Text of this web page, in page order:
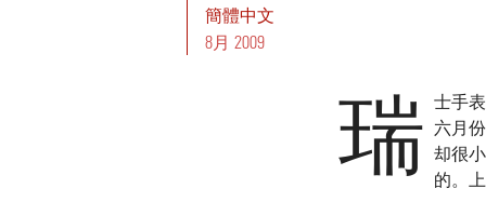
簡體中文
8月 2009
瑞 士手
六月
却很
的。